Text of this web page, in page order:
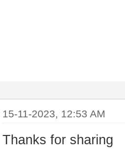
15-11-2023, 12:53 AM
Thanks for sharing